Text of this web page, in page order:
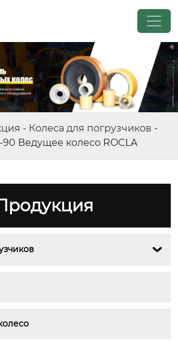
- Колеса для погрузчиков -
90 Ведущее колесо ROCLA
